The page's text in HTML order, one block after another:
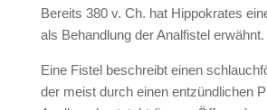
Bereits 380 v. Ch. hat Hippokrates
als Behandlung der Analfistel erwähnt.
Eine Fistel beschreibt einen
der meist durch einen entzündlichen